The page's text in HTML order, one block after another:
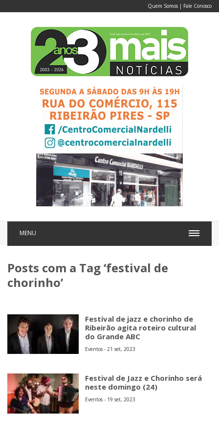
Quem Somos | Fale Conosco
MENU
Posts com a Tag ‘festival de
chorinho’
Festival de jazz e chorinho de
Ribeirão agita roteiro cultural
do Grande ABC
Eventos - 21 set, 2023
Festival de Jazz e Chorinho será
neste domingo (24)
Eventos - 19 set, 2023